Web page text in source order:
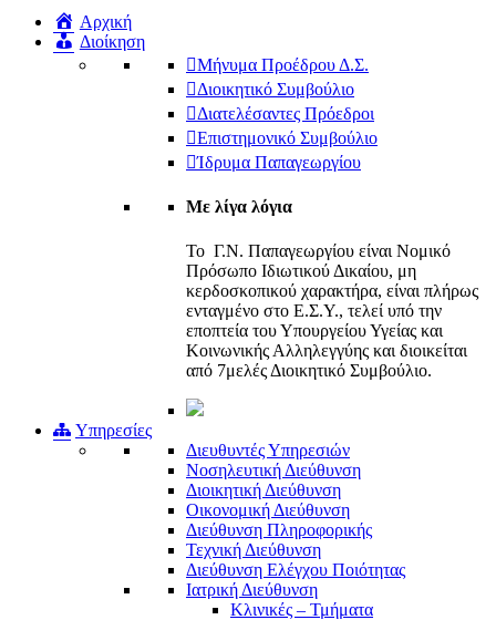
Αρχική
Διοίκηση
Μήνυμα Προέδρου Δ.Σ.
Διοικητικό Συμβούλιο
Διατελέσαντες Πρόεδροι
Επιστημονικό Συμβούλιο
Ίδρυμα Παπαγεωργίου
Με λίγα λόγια
Το Γ.Ν. Παπαγεωργίου είναι Νομικό
Πρόσωπο Ιδιωτικού Δικαίου, μη
κερδοσκοπικού χαρακτήρα, είναι πλήρως
ενταγμένο στο Ε.Σ.Υ., τελεί υπό την
εποπτεία του Υπουργείου Υγείας και
Κοινωνικής Αλληλεγγύης και διοικείται
από 7μελές Διοικητικό Συμβούλιο.
Υπηρεσίες
Διευθυντές Υπηρεσιών
Νοσηλευτική Διεύθυνση
Διοικητική Διεύθυνση
Οικονομική Διεύθυνση
Διεύθυνση Πληροφορικής
Τεχνική Διεύθυνση
Διεύθυνση Ελέγχου Ποιότητας
Ιατρική Διεύθυνση
Κλινικές – Τμήματα